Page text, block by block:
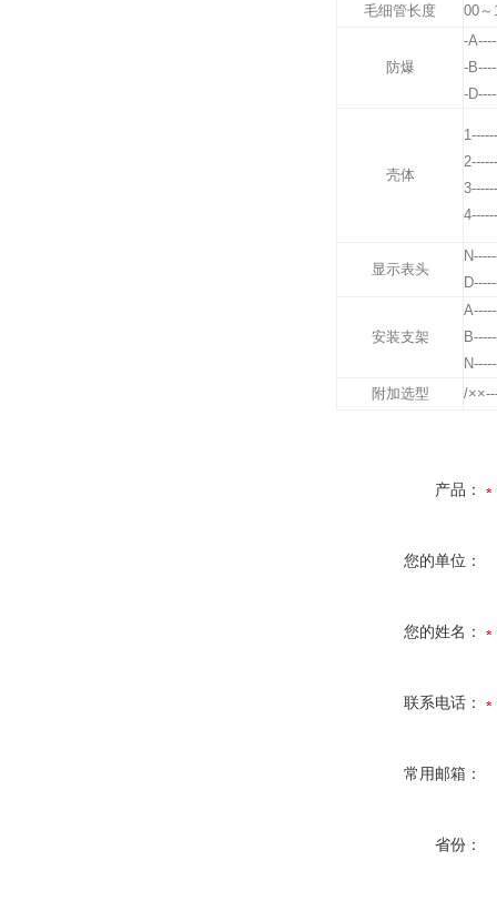
毛细管长度
00～
防爆
-
-
-
壳体
显示表头
安装支架
附加选型
/
产品：
您的单位：
您的姓名：
联系电话：
常用邮箱：
省份：